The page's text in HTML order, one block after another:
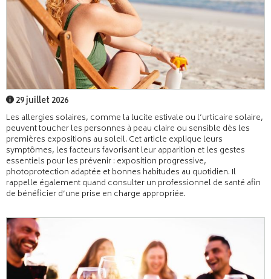
29 juillet 2026
Les allergies solaires, comme la lucite estivale ou l’urticaire solaire,
peuvent toucher les personnes à peau claire ou sensible dès les
premières expositions au soleil. Cet article explique leurs
symptômes, les facteurs favorisant leur apparition et les gestes
essentiels pour les prévenir : exposition progressive,
photoprotection adaptée et bonnes habitudes au quotidien. Il
rappelle également quand consulter un professionnel de santé afin
de bénéficier d’une prise en charge appropriée.